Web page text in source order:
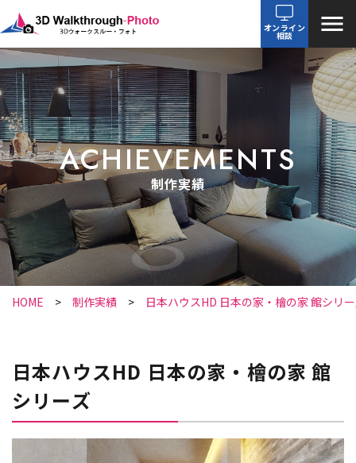
オンライン
相談
ACHIEVEMENTS
制作実績
HOME 制作実績 日本ハウスHD 日本の家・檜の家 館シリ
日本ハウスHD 日本の家・檜の家 館
シリーズ